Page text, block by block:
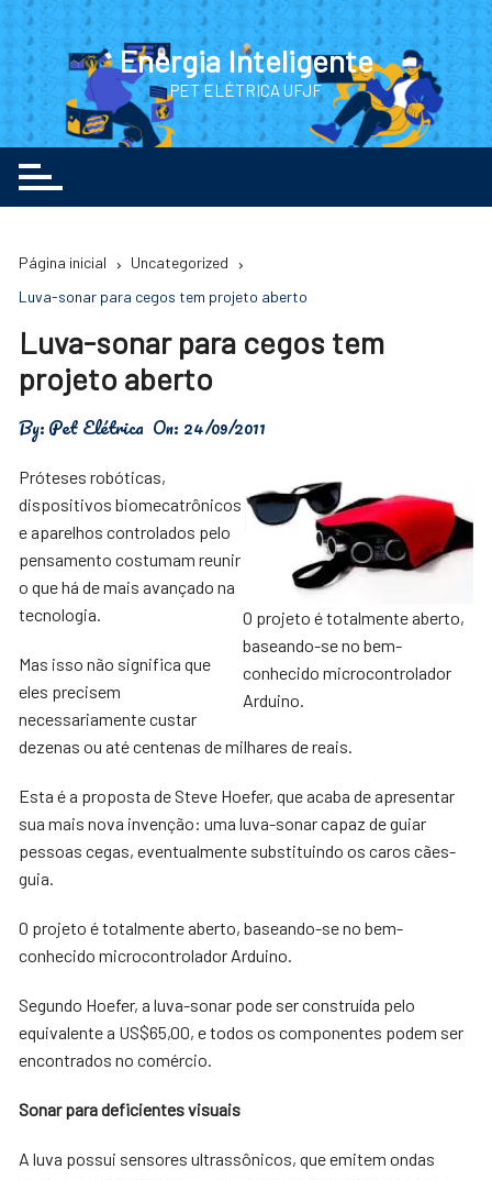
Ir
para
o
conteúdo
Energia Inteligente
PET ELÉTRICA UFJF
Página inicial
Uncategorized
Luva-sonar para cegos tem projeto aberto
Luva-sonar para cegos tem
projeto aberto
By:Pet Elétrica On: 24/09/2011
O projeto é totalmente aberto,
baseando-se no bem-
conhecido microcontrolador
Arduino.
Próteses robóticas,
dispositivos biomecatrônicos
e aparelhos controlados pelo
pensamento costumam reunir
o que há de mais avançado na
tecnologia.
Mas isso não significa que
eles precisem
necessariamente custar
dezenas ou até centenas de milhares de reais.
Esta é a proposta de Steve Hoefer, que acaba de apresentar
sua mais nova invenção: uma luva-sonar capaz de guiar
pessoas cegas, eventualmente substituindo os caros cães-
guia.
O projeto é totalmente aberto, baseando-se no bem-
conhecido microcontrolador Arduino.
Segundo Hoefer, a luva-sonar pode ser construída pelo
equivalente a US$65,00, e todos os componentes podem ser
encontrados no comércio.
Sonar para deficientes visuais
A luva possui sensores ultrassônicos, que emitem ondas